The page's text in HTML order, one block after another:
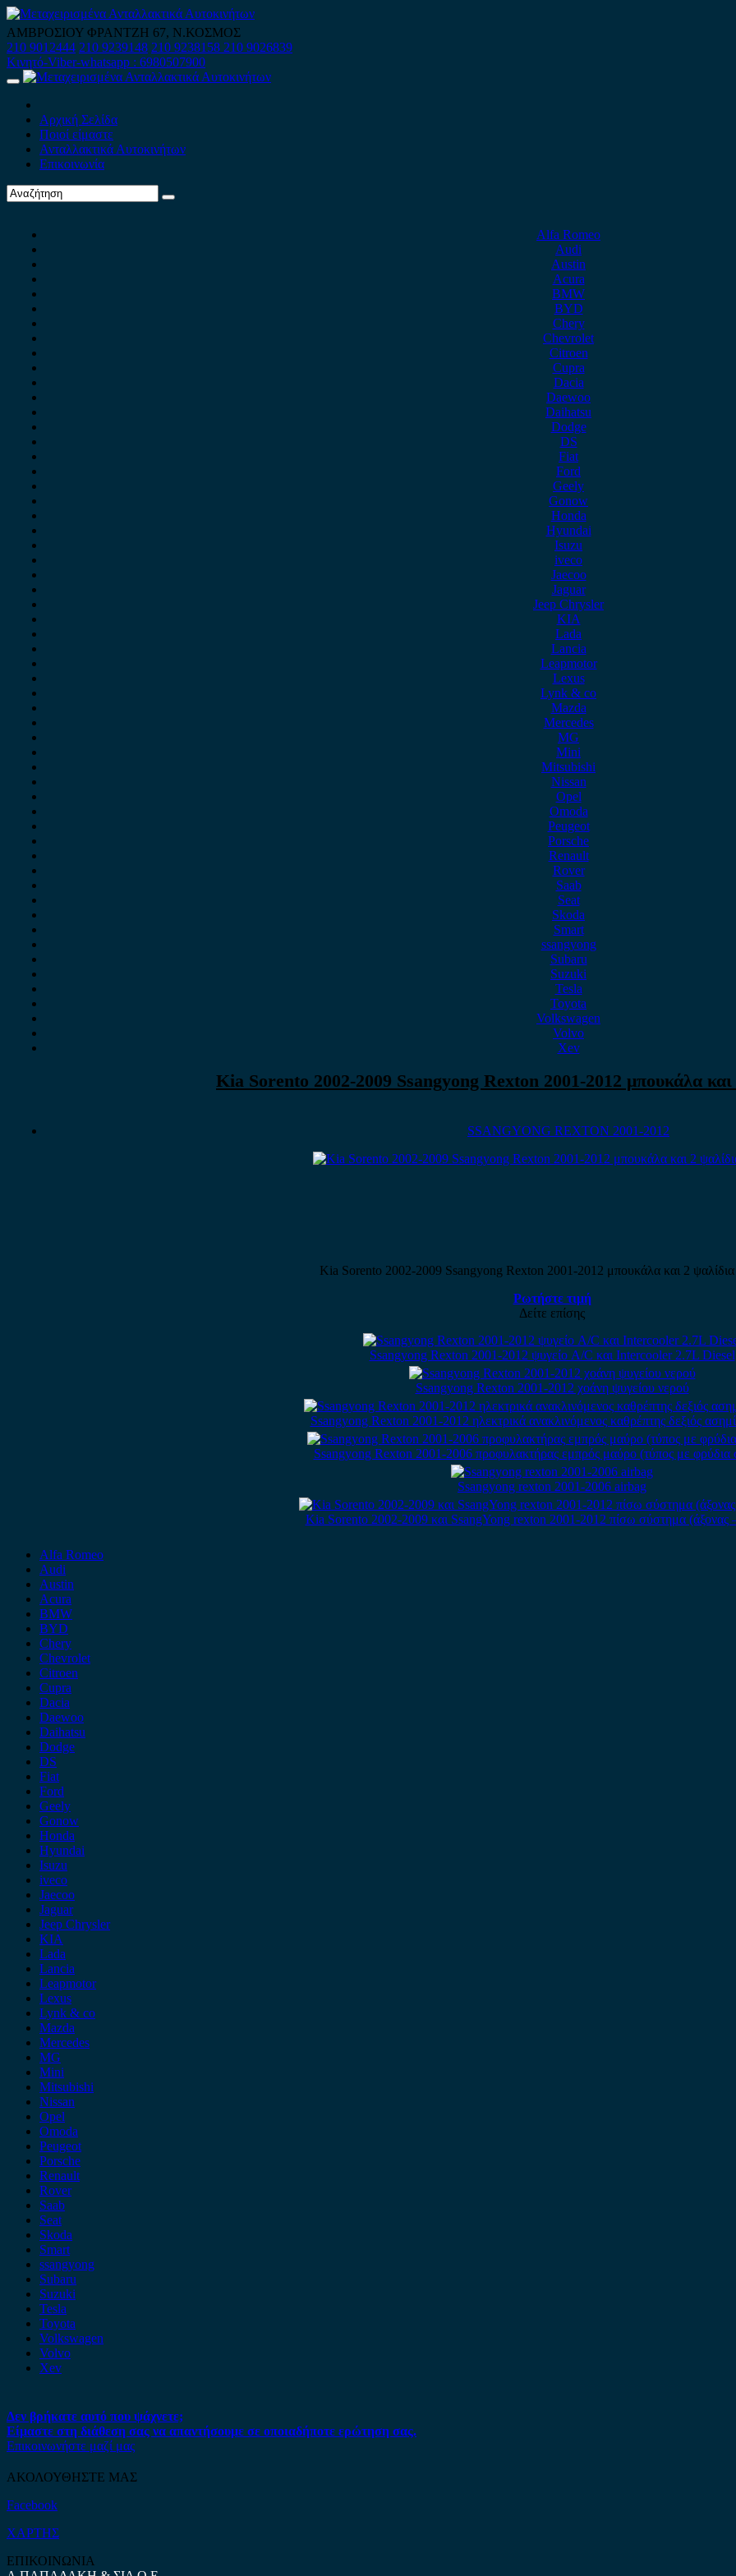
Skip
to
content
ΑΜΒΡΟΣΙΟΥ ΦΡΑΝΤΖΗ 67, Ν.ΚΟΣΜΟΣ
210 9012444 210 9239148 210 9238158 210 9026839
Κινητό-Viber-whatsapp : 6980507900
Primary
Αρχική Σελίδα
Ποιοί είμαστε
Ανταλλακτικά Αυτοκινήτων
Επικοινωνία
Alfa Romeo
Audi
Austin
Acura
BMW
BYD
Chery
Chevrolet
Citroen
Cupra
Dacia
Daewoo
Daihatsu
Dodge
DS
Fiat
Ford
Geely
Gonow
Honda
Hyundai
Isuzu
iveco
Jaecoo
Jaguar
Jeep Chrysler
KIA
Lada
Lancia
Leapmotor
Lexus
Lynk & co
Mazda
Mercedes
MG
Mini
Mitsubishi
Nissan
Opel
Omoda
Peugeot
Porsche
Renault
Rover
Saab
Seat
Skoda
Smart
ssangyong
Subaru
Suzuki
Tesla
Toyota
Volkswagen
Volvo
Xev
Kia Sorento 2002-2009 Ssangyong Rexton 2001-2012 μπουκάλα και
SSANGYONG REXTON 2001-2012
Kia Sorento 2002-2009 Ssangyong Rexton 2001-2012 μπουκάλα και 2 ψαλίδια
Ρωτήστε τιμή
Δείτε επίσης
Ssangyong Rexton 2001-2012 ψυγείο A/C και Intercooler 2.7L Diesel
Ssangyong Rexton 2001-2012 χοάνη ψυγείου νερού
Ssangyong Rexton 2001-2012 ηλεκτρικά ανακλινόμενος καθρέπτης δεξιός
Ssangyong Rexton 2001-2006 προφυλακτήρας εμπρός μαύρο (τύπος με φρύδια
Ssangyong rexton 2001-2006 airbag
Kia Sorento 2002-2009 και SsangYong rexton 2001-2012 πίσω σύστημα (άξονας
Alfa Romeo
Audi
Austin
Acura
BMW
BYD
Chery
Chevrolet
Citroen
Cupra
Dacia
Daewoo
Daihatsu
Dodge
DS
Fiat
Ford
Geely
Gonow
Honda
Hyundai
Isuzu
iveco
Jaecoo
Jaguar
Jeep Chrysler
KIA
Lada
Lancia
Leapmotor
Lexus
Lynk & co
Mazda
Mercedes
MG
Mini
Mitsubishi
Nissan
Opel
Omoda
Peugeot
Porsche
Renault
Rover
Saab
Seat
Skoda
Smart
ssangyong
Subaru
Suzuki
Tesla
Toyota
Volkswagen
Volvo
Xev
Δεν βρήκατε αυτό που ψάχνετε;
Είμαστε στη διάθεση σας να απαντήσουμε σε οποιαδήποτε ερώτηση σας.
Επικοινωνήστε μαζί μας
ΑΚΟΛΟΥΘΗΣΤΕ ΜΑΣ
Facebook
ΧΑΡΤΗΣ
ΕΠΙΚΟΙΝΩΝΙΑ